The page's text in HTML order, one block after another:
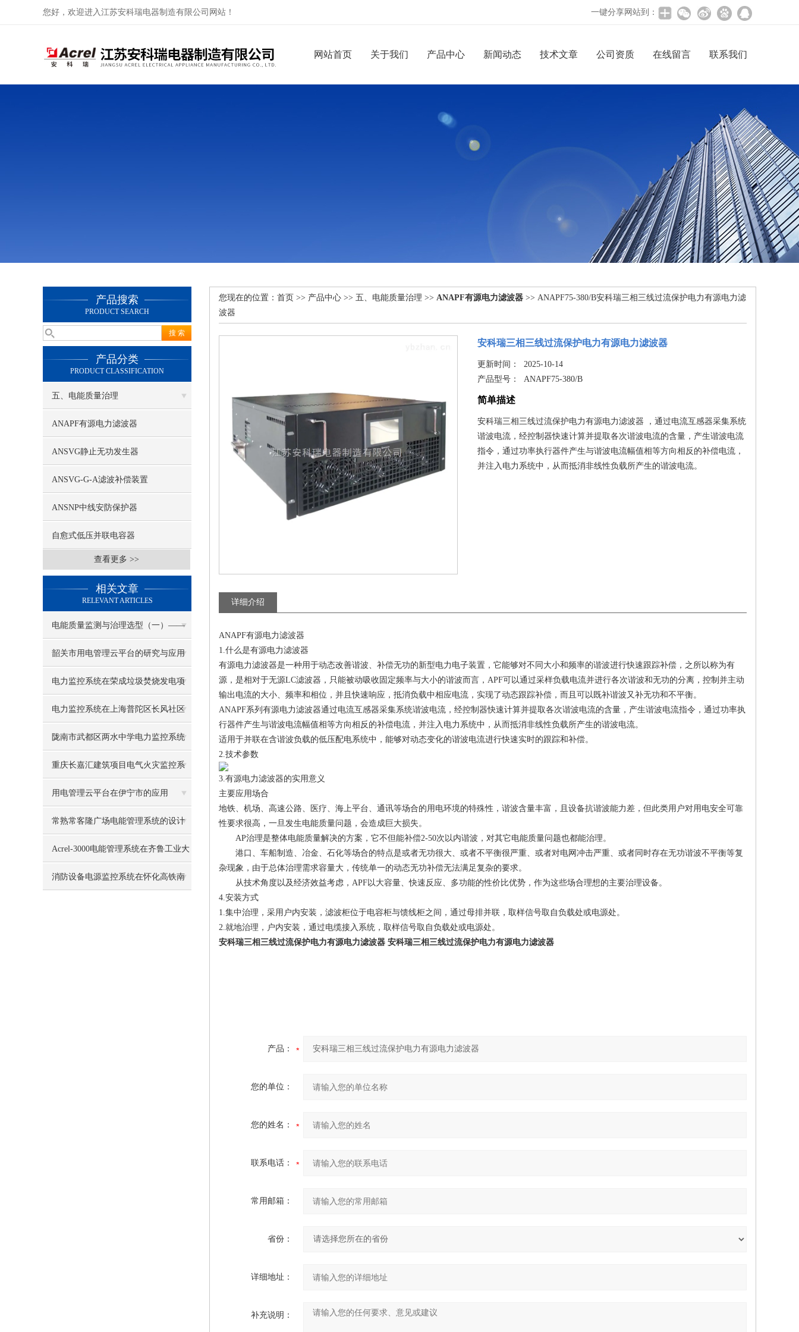
您好，欢迎进入江苏安科瑞电器制造有限公司网站！ 一键分享网站到：
网站首页 关于我们 产品中心 新闻动态 技术文章 公司资质 在线留言 联系我们
产品搜索
PRODUCT SEARCH
产品分类
PRODUCT CLASSIFICATION
五、电能质量治理
ANAPF有源电力滤波器
ANSVG静止无功发生器
ANSVG-G-A滤波补偿装置
ANSNP中线安防保护器
自愈式低压并联电容器
查看更多 >>
相关文章
RELEVANT ARTICLES
电能质量监测与治理选型（一）——
ANAPF有源电力滤波器
韶关市用电管理云平台的研究与应用
电力监控系统在荣成垃圾焚烧发电项
目的应用
电力监控系统在上海普陀区长风社区
综合服务中心变配电一期/二期项目的
应用
陇南市武都区两水中学电力监控系统
的设计与应用
重庆长嘉汇建筑项目电气火灾监控系
统的设计与应用
用电管理云平台在伊宁市的应用
常熟常客隆广场电能管理系统的设计
与应用
Acrel-3000电能管理系统在齐鲁工业大
学的应用
消防设备电源监控系统在怀化高铁南
您现在的位置： 首页 >> 产品中心 >> 五、电能质量治理 >> ANAPF有源电力滤波器 >> ANAPF75-380/B安科瑞三相三线过流保护电力有源电力滤
波器
安科瑞三相三线过流保护电力有源电力滤波器
更新时间： 2025-10-14
产品型号：ANAPF75-380/B
简单描述
安科瑞三相三线过流保护电力有源电力滤波器 ，通过电流互感器采集系统
谐波电流，经控制器快速计算并提取各次谐波电流的含量，产生谐波电流
指令，通过功率执行器件产生与谐波电流幅值相等方向相反的补偿电流，
并注入电力系统中，从而抵消非线性负载所产生的谐波电流。
详细介绍
ANAPF有源电力滤波器
1.什么是有源电力滤波器
有源电力滤波器是一种用于动态改善谐波、补偿无功的新型电力电子装置，它能够对不同大小和频率的谐波进行快速跟踪补偿，之所以称为有
源，是相对于无源LC滤波器，只能被动吸收固定频率与大小的谐波而言，APF可以通过采样负载电流并进行各次谐波和无功的分离，控制并主动
输出电流的大小、频率和相位，并且快速响应，抵消负载中相应电流，实现了动态跟踪补偿，而且可以既补谐波又补无功和不平衡。
ANAPF系列有源电力滤波器通过电流互感器采集系统谐波电流，经控制器快速计算并提取各次谐波电流的含量，产生谐波电流指令，通过功率执
行器件产生与谐波电流幅值相等方向相反的补偿电流，并注入电力系统中，从而抵消非线性负载所产生的谐波电流。
适用于并联在含谐波负载的低压配电系统中，能够对动态变化的谐波电流进行快速实时的跟踪和补偿。
2.技术参数
3.有源电力滤波器的实用意义
主要应用场合
地铁、机场、高速公路、医疗、海上平台、通讯等场合的用电环境的特殊性，谐波含量丰富，且设备抗谐波能力差，但此类用户对用电安全可靠
性要求很高，一旦发生电能质量问题，会造成巨大损失。
AP治理是整体电能质量解决的方案，它不但能补偿2-50次以内谐波，对其它电能质量问题也都能治理。
港口、车船制造、冶金、石化等场合的特点是或者无功很大、或者不平衡很严重、或者对电网冲击严重、或者同时存在无功谐波不平衡等复
杂现象，由于总体治理需求容量大，传统单一的动态无功补偿无法满足复杂的要求。
从技术角度以及经济效益考虑，APF以大容量、快速反应、多功能的性价比优势，作为这些场合理想的主要治理设备。
4.安装方式
1.集中治理，采用户内安装，滤波柜位于电容柜与馈线柜之间，通过母排并联，取样信号取自负载处或电源处。
2.就地治理，户内安装，通过电缆接入系统，取样信号取自负载处或电源处。
安科瑞三相三线过流保护电力有源电力滤波器 安科瑞三相三线过流保护电力有源电力滤波器
产品：
您的单位：
您的姓名：
联系电话：
常用邮箱：
省份：
详细地址：
补充说明：